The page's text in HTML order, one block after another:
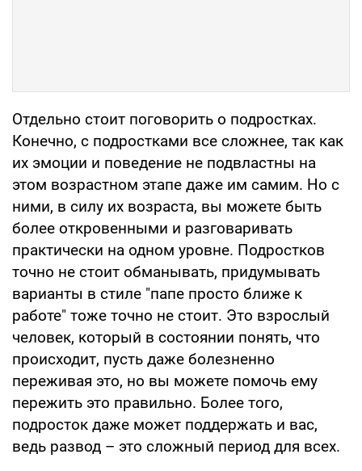
Отдельно стоит поговорить о подростках.
Конечно, с подростками все сложнее, так как
их эмоции и поведение не подвластны на
этом возрастном этапе даже им самим. Но с
ними, в силу их возраста, вы можете быть
более откровенными и разговаривать
практически на одном уровне. Подростков
точно не стоит обманывать, придумывать
варианты в стиле "папе просто ближе к
работе" тоже точно не стоит. Это взрослый
человек, который в состоянии понять, что
происходит, пусть даже болезненно
переживая это, но вы можете помочь ему
пережить это правильно. Более того,
подросток даже может поддержать и вас,
ведь развод – это сложный период для всех.